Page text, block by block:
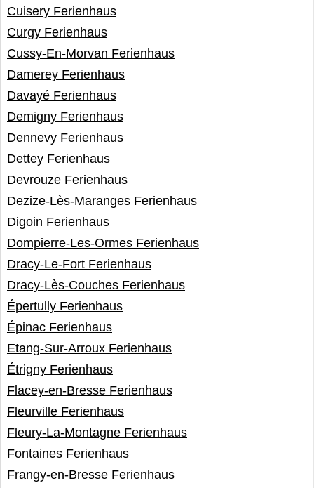
Cuisery Ferienhaus
Curgy Ferienhaus
Cussy-En-Morvan Ferienhaus
Damerey Ferienhaus
Davayé Ferienhaus
Demigny Ferienhaus
Dennevy Ferienhaus
Dettey Ferienhaus
Devrouze Ferienhaus
Dezize-Lès-Maranges Ferienhaus
Digoin Ferienhaus
Dompierre-Les-Ormes Ferienhaus
Dracy-Le-Fort Ferienhaus
Dracy-Lès-Couches Ferienhaus
Épertully Ferienhaus
Épinac Ferienhaus
Etang-Sur-Arroux Ferienhaus
Étrigny Ferienhaus
Flacey-en-Bresse Ferienhaus
Fleurville Ferienhaus
Fleury-La-Montagne Ferienhaus
Fontaines Ferienhaus
Frangy-en-Bresse Ferienhaus